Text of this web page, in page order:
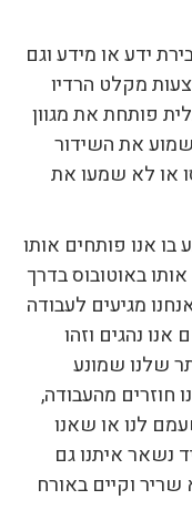
ידע או מידע וגם
מקלט הרדיו
פותחת את מגוון
את השידור
או לא שמעו את
בו אנו פותחים אותו
באוטובוס בדרך
מגיעים לעבודה
נהגים וזהו
שלנו שמונע
חוזרים מהעבודה,
לנו או שאנו
נשאר איתנו גם
וקיים באורח